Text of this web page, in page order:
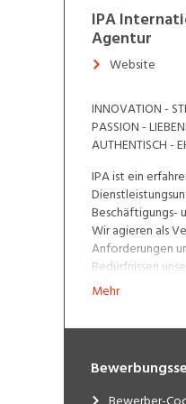
IPA
Agentur
Website
INNOVATION -
PASSION -
AUTHENTISCH -
IPA ist ein
Beschäftigungs-
Wir agieren als
Anforderungen
Bedürfnissen
am Puls der Zeit,
Wertschätzung.
Mehr